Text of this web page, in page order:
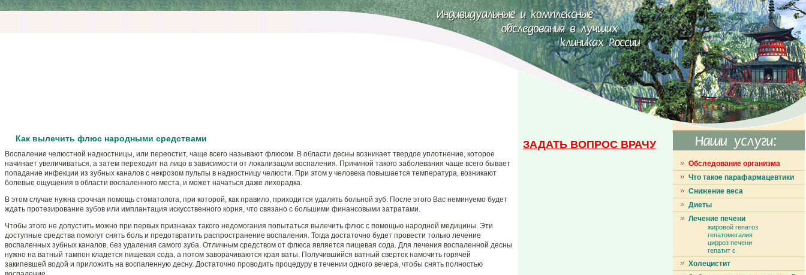
Как вылечить флюс народными средствами
Воспаление челюстной надкостницы, или переостит, чаще всего называют флюсом. В области десны возникает твердое уплотнение, которое
начинает увеличиваться, а затем переходит на лицо в зависимости от локализации воспаления. Причиной такого заболевания чаще всего бывает
попадание инфекции из зубных каналов с некрозом пульпы в надкостницу челюсти. При этом у человека повышается температура, возникают
болевые ощущения в области воспаленного места, и может начаться даже лихорадка.
В этом случае нужна срочная помощь стоматолога, при которой, как правило, приходится удалять больной зуб. После этого Вас неминуемо будет
ждать протезирование зубов или имплантация искусственного корня, что связано с большими финансовыми затратами.
Чтобы этого не допустить можно при первых признаках такого недомогания попытаться вылечить флюс с помощью народной медицины. Эти
доступные средства помогут снять боль и предотвратить распространение воспаления. Тогда достаточно будет провести только лечение
воспаленных зубных каналов, без удаления самого зуба. Отличным средством от флюса является пищевая сода. Для лечения воспаленной десны
нужно на ватный тампон кладется пищевая сода, а потом заворачиваются края ваты. Получившийся ватный сверток намочить горячей
закипевшей водой и приложить на воспаленную десну. Достаточно проводить процедуру в течении одного вечера, чтобы снять полностью
ЗАДАТЬ ВОПРОС ВРАЧУ
Обследование организма
Что такое парафармацевтики
Снижение веса
Диеты
Лечение печени
жировой гепатоз
гепатомегалия
цирроз печени
гепатит с
Холецистит